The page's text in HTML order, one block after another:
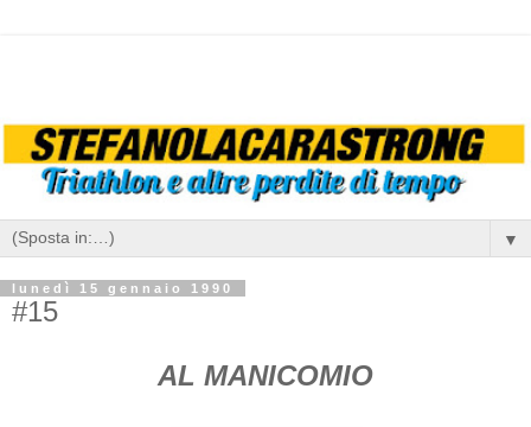
▼
lunedì 15 gennaio 1990
#15
AL MANICOMIO